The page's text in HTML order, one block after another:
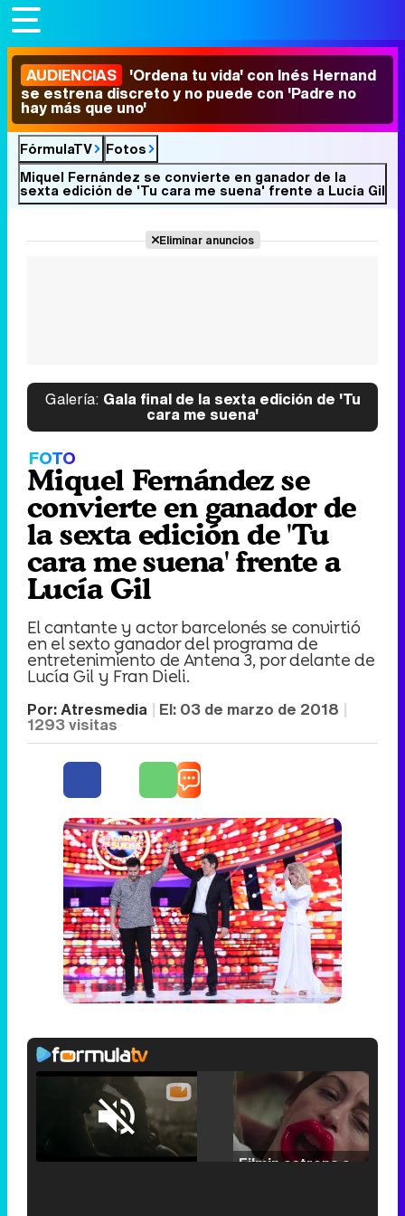
AUDIENCIAS 'Ordena tu vida' con Inés Hernand
se estrena discreto y no puede con 'Padre no
hay más que uno'
FórmulaTV
Fotos
Miquel Fernández se convierte en ganador de la
sexta edición de 'Tu cara me suena' frente a Lucía Gil
Eliminar anuncios
Galería: Gala final de la sexta edición de 'Tu
cara me suena'
FOTO
Miquel Fernández se
convierte en ganador de
la sexta edición de 'Tu
cara me suena' frente a
Lucía Gil
El cantante y actor barcelonés se convirtió
en el sexto ganador del programa de
entretenimiento de Antena 3, por delante de
Lucía Gil y Fran Dieli.
Por:Atresmedia El: 03 de marzo de 2018
1293visitas
Unmute /
Loaded:
25.30%